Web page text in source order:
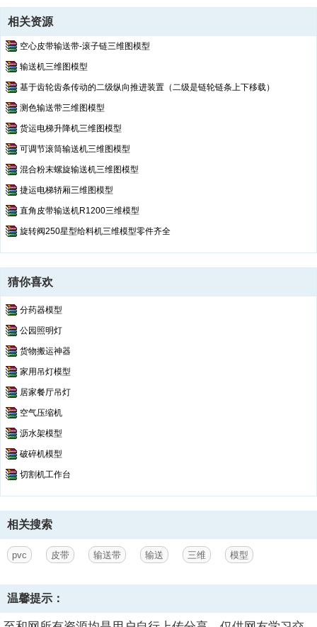
相关资源
空心皮带输送带-滚子链三维图模型
输送机三维图模型
基于齿轮齿条传动的二级纵向推进装置（二级是链轮链条上下移载）
测色输送带三维图模型
货运电梯升降机三维图模型
可调节滚筒输送机三维图模型
混合粉末螺旋输送机三维图模型
捷运电梯轿厢三维图模型
直角皮带输送机R1200三维模型
旋转阀250星型给料机三维模型零件齐全
猜你喜欢
分药器模型
公园照明灯
货物搬运神器
家用吊灯模型
居家餐厅吊灯
空气压缩机
沥水架模型
破碎机模型
切割机工作台
相关搜索
pvc 皮带 输送带 输送 三维 模型
温馨提示：